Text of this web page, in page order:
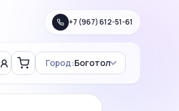
+7 (967) 612-51-61
ВходКорзинаГород:Боготол